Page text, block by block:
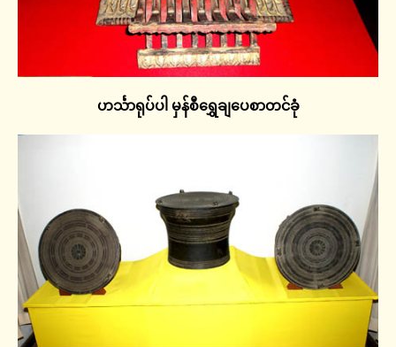
ဟင်္သာရုပ်ပါ မှန်စီရွှေချပေစာတင်ခုံ